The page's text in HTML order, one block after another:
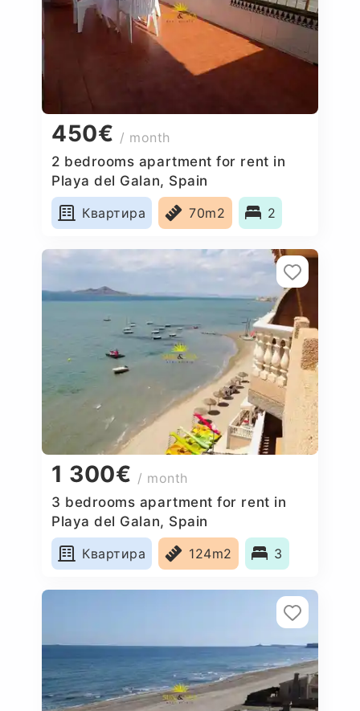
450€ / month
2 bedrooms apartment for rent in
Playa del Galan, Spain
Квартира
70m2 2
1 300€ / month
3 bedrooms apartment for rent in
Playa del Galan, Spain
Квартира
124m2 3